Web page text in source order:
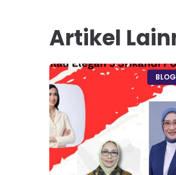
Artikel
BLOG